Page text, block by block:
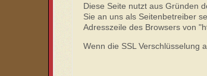
Diese Seite nutzt aus Gründen
Sie an uns als Seitenbetreiber
Adresszeile des Browsers von
Wenn die SSL Verschlüsselung